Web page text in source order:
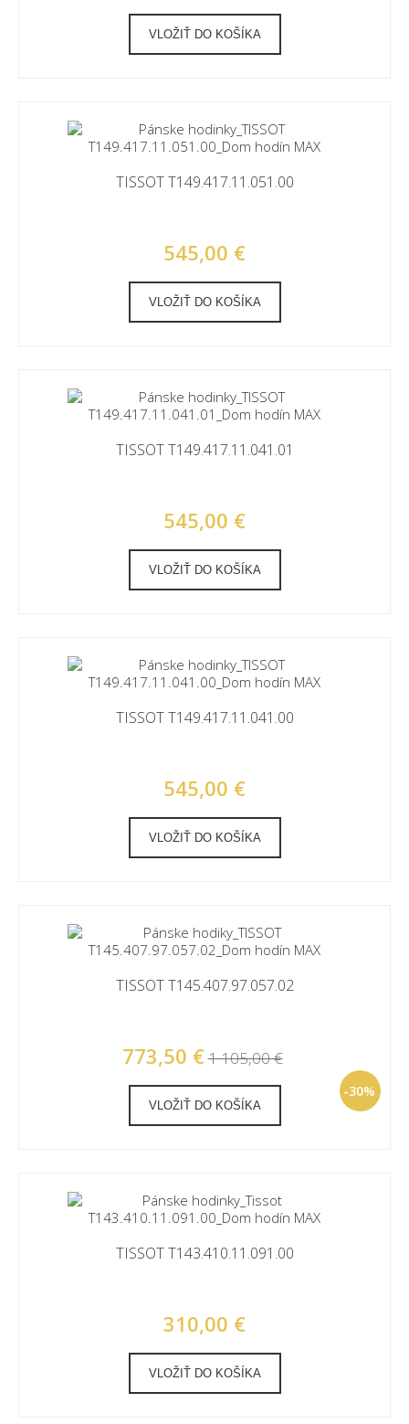
VLOŽIŤ DO KOŠÍKA
TISSOT T149.417.11.051.00
545,00 €
VLOŽIŤ DO KOŠÍKA
TISSOT T149.417.11.041.01
545,00 €
VLOŽIŤ DO KOŠÍKA
TISSOT T149.417.11.041.00
545,00 €
VLOŽIŤ DO KOŠÍKA
TISSOT T145.407.97.057.02
773,50 €1 105,00 €
-30%
VLOŽIŤ DO KOŠÍKA
TISSOT T143.410.11.091.00
310,00 €
VLOŽIŤ DO KOŠÍKA